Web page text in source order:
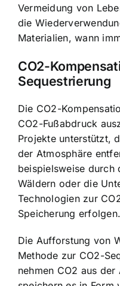
Vermeidung von
die
Materialien, wann
CO2-
Sequestrierung
Die CO2-
CO2-Fußabdruck
Projekte unterstützt,
der Atmosphäre
beispielsweise durch
Wäldern oder die
Technologien zur
Speicherung erfolgen.
Die Aufforstung von
Methode zur CO2-
nehmen CO2 aus